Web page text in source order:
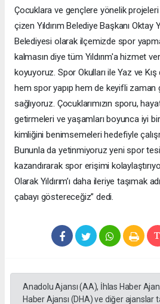
Çocuklara ve gençlere yönelik projeleri
çizen Yıldırım Belediye Başkanı Oktay
Belediyesi olarak ilçemizde spor
kalmasın diye tüm Yıldırım'a hizmet
koyuyoruz. Spor Okulları ile Yaz ve
hem spor yapıp hem de keyifli zaman
sağlıyoruz. Çocuklarımızın sporu,
getirmeleri ve yaşamları boyunca iyi
kimliğini benimsemeleri hedefiyle
Bununla da yetinmiyoruz yeni spor
kazandırarak spor erişimi
Olarak Yıldırım’ı daha ileriye taşımak
çabayı göstereceğiz” dedi.
Anadolu Ajansı (AA), İhlas Haber
Haber Ajansı (DHA) ve diğer ajanslar